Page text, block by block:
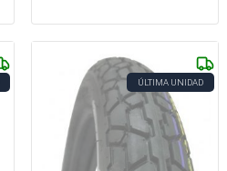
ÚLTIMA UNIDAD